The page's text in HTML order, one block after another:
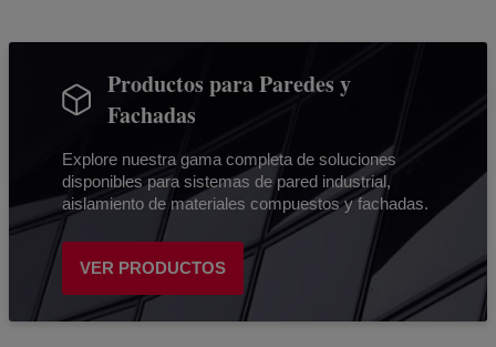
Productos para Paredes y
Fachadas
Explore nuestra gama completa de soluciones
disponibles para sistemas de pared industrial,
aislamiento de materiales compuestos y fachadas.
VER PRODUCTOS